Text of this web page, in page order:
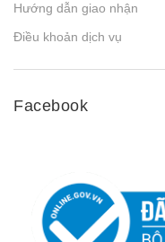
Hướng dẫn giao nhận
Điều khoản dịch vụ
Facebook